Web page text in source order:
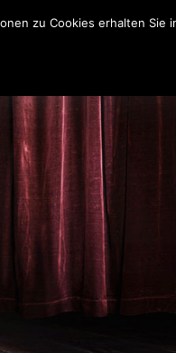
zu Cookies erhalten Sie